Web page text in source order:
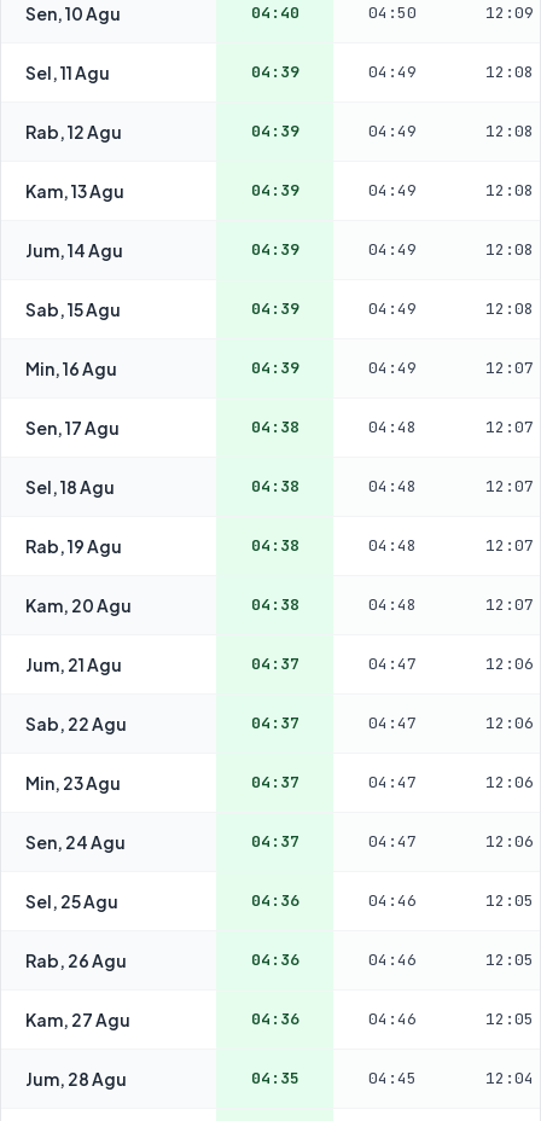
Sen, 10 Agu 04:40 04:50 12:09
Sel, 11 Agu 04:39 04:49 12:08
Rab, 12 Agu 04:39 04:49 12:08
Kam, 13 Agu 04:39 04:49 12:08
Jum, 14 Agu 04:39 04:49 12:08
Sab, 15 Agu 04:39 04:49 12:08
Min, 16 Agu 04:39 04:49 12:07
Sen, 17 Agu 04:38 04:48 12:07
Sel, 18 Agu 04:38 04:48 12:07
Rab, 19 Agu 04:38 04:48 12:07
Kam, 20 Agu 04:38 04:48 12:07
Jum, 21 Agu 04:37 04:47 12:06
Sab, 22 Agu 04:37 04:47 12:06
Min, 23 Agu 04:37 04:47 12:06
Sen, 24 Agu 04:37 04:47 12:06
Sel, 25 Agu 04:36 04:46 12:05
Rab, 26 Agu 04:36 04:46 12:05
Kam, 27 Agu 04:36 04:46 12:05
Jum, 28 Agu 04:35 04:45 12:04